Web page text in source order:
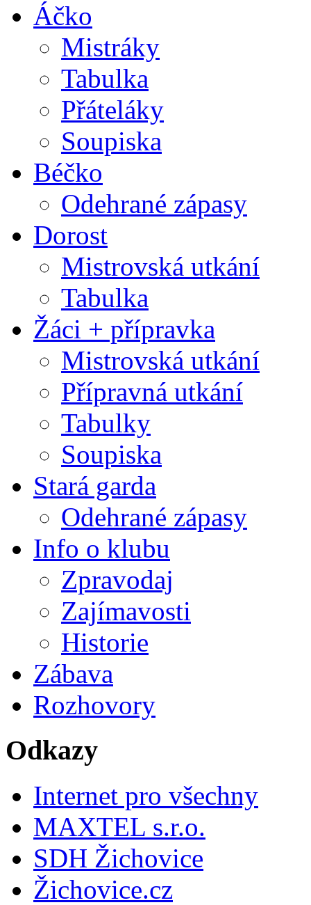
Áčko
Mistráky
Tabulka
Přáteláky
Soupiska
Béčko
Odehrané zápasy
Dorost
Mistrovská utkání
Tabulka
Žáci + přípravka
Mistrovská utkání
Přípravná utkání
Tabulky
Soupiska
Stará garda
Odehrané zápasy
Info o klubu
Zpravodaj
Zajímavosti
Historie
Zábava
Rozhovory
Odkazy
Internet pro všechny
MAXTEL s.r.o.
SDH Žichovice
Žichovice.cz